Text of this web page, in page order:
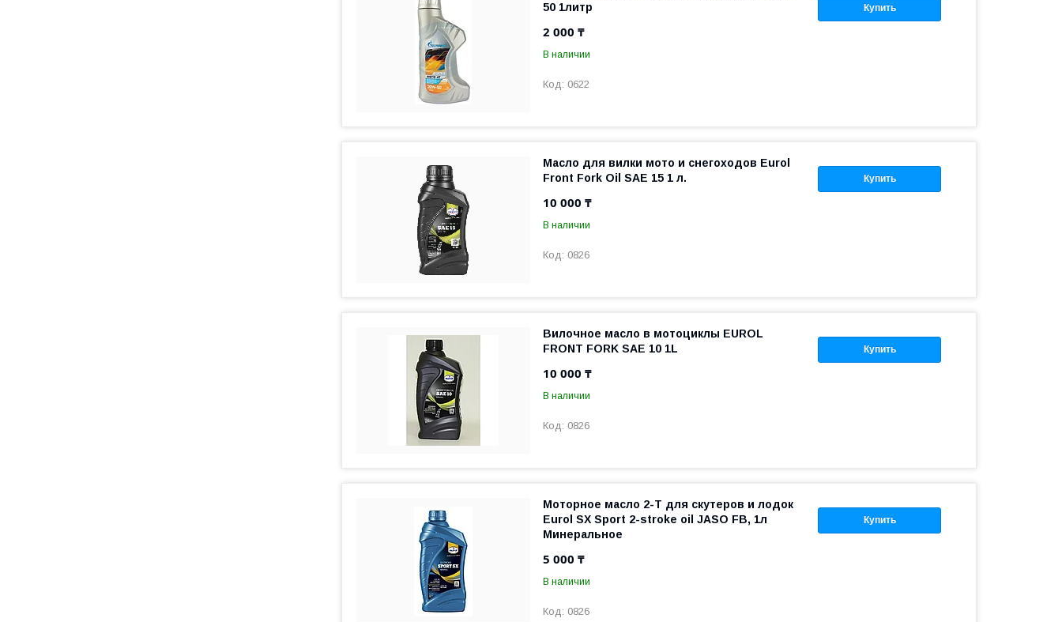
Купить
50 1литр
2 000 ₸
В наличии
0622
Купить
Масло для вилки мото и снегоходов Eurol
Front Fork Oil SAE 15 1 л.
10 000 ₸
В наличии
0826
Купить
Вилочное масло в мотоциклы EUROL
FRONT FORK SAE 10 1L
10 000 ₸
В наличии
0826
Купить
Моторное масло 2-Т для скутеров и лодок
Eurol SX Sport 2-stroke oil JASO FB, 1л
Минеральное
5 000 ₸
В наличии
0826